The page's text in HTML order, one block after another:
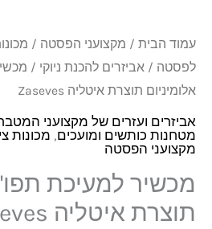
עמוד הבית / מקצועני הפסטה /
לפסטה / אביזרים להכנת ניוקי /
אלומיניום תוצרת איטליה Zaseves
אביזרים ועזרים של מקצועני
מטחנות כותשים ומועכים, מכונות
מקצועני הפסטה
מכשיר למעיכת
תוצרת איטליה Zaseves